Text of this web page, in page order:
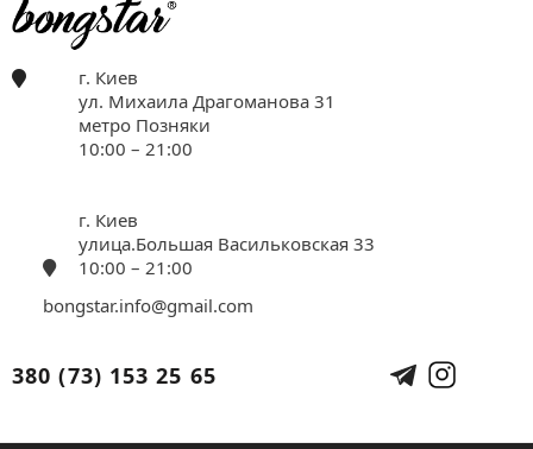
г. Киев
ул. Михаила Драгоманова 31
метро Позняки
10:00 – 21:00
г. Киев
улица.Большая Васильковская 33
10:00 – 21:00
bongstar.info@gmail.com
380 (73) 153 25 65